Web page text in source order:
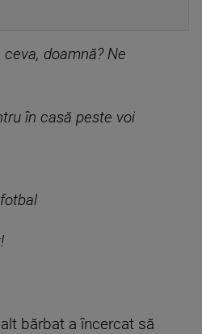
doamnă? Ne
în casă peste voi
bărbat a încercat să